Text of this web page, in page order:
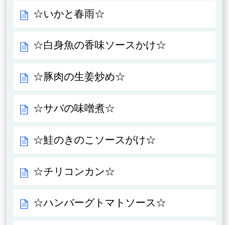
☆いかと春雨☆
☆白身魚の香味ソースかけ☆
☆豚肉の生姜炒め☆
☆サバの味噌煮☆
☆鮭のきのこソースがけ☆
☆チリコンカン☆
☆ハンバーグトマトソース☆